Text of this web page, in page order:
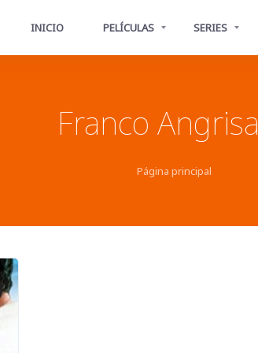
INICIO PELÍCULAS SERIES
Franco
Página principal